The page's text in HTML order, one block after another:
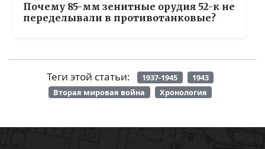
Почему 85-мм зенитные орудия 52-к не
переделывали в противотанковые?
Теги этой статьи: 1937-1945
1943
Вторая мировая война
Хронология